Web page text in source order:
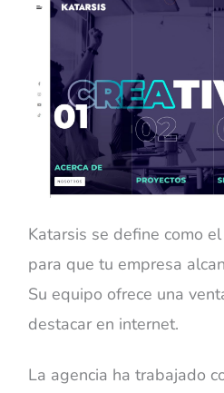
Katarsis se define como el
para que tu empresa
Su equipo ofrece una
destacar en internet.
La agencia ha trabajado